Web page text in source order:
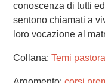
conoscenza di tutti
sentono chiamati a
loro vocazione al
Collana: Temi